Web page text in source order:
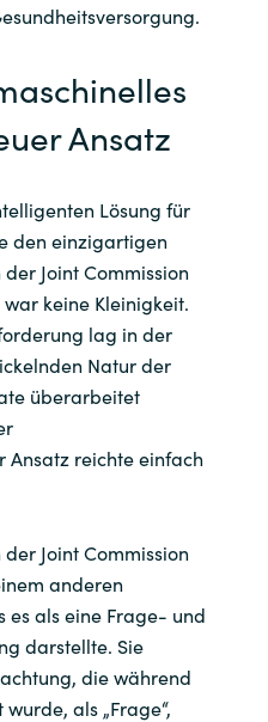
Ansatz
Lösung für
den einzigartigen
Joint Commission
keine Kleinigkeit.
lag in der
Natur der
überarbeitet
Ansatz reichte einfach
Joint Commission
anderen
es als eine Frage- und
darstellte. Sie
die während
als „Frage“,